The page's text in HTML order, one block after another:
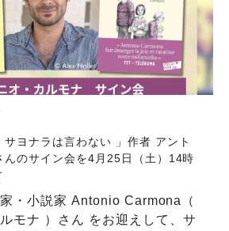
ヨナラは言わない 」作者 アント
んのサイン会を4月25日（土）14時
・小説家 Antonio Carmona（
モナ ）さん をお迎えして、サ